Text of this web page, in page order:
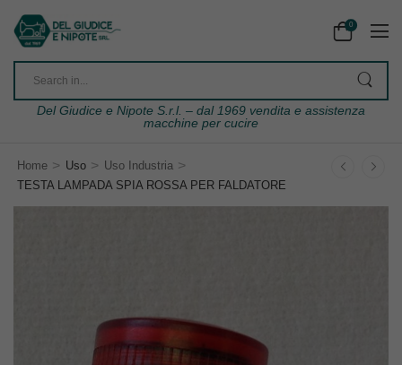
0
Del Giudice e Nipote S.r.l. – dal 1969 vendita e assistenza
macchine per cucire
Home > Uso > Uso Industria >
TESTA LAMPADA SPIA ROSSA PER FALDATORE